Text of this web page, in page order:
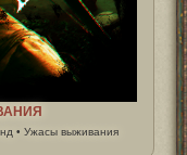
• Ужасы выживания